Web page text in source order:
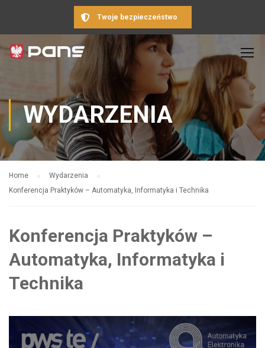
Twoje bezpieczeństwo
WYDARZENIA
Home
Wydarzenia
Konferencja Praktyków – Automatyka, Informatyka i Technika
Konferencja Praktyków –
Automatyka, Informatyka i
Technika